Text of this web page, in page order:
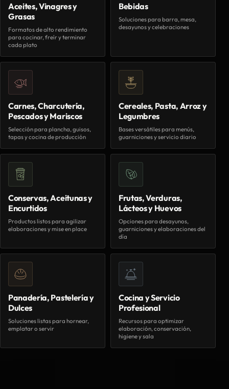
Aceites, Vinagres y
Grasas
Formatos de alto rendimiento
para cocinar, freír y terminar
cada plato
Bebidas
Soluciones para barra, mesa,
desayunos y celebraciones
Carnes, Charcutería,
Pescados y Mariscos
Selección para plancha, guisos,
tapas y cocina de producción
Cereales, Pasta, Arroz y
Legumbres
Bases versátiles para menús,
guarniciones y servicio diario
Conservas, Aceitunas y
Encurtidos
Productos listos para agilizar
elaboraciones y mise en place
Frutas, Verduras,
Lácteos y Huevos
Opciones para desayunos,
guarniciones y elaboraciones del
día
Panadería, Pastelería y
Dulces
Soluciones listas para hornear,
emplatar o servir
Cocina y Servicio
Profesional
Recursos para optimizar
elaboración, conservación,
higiene y sala